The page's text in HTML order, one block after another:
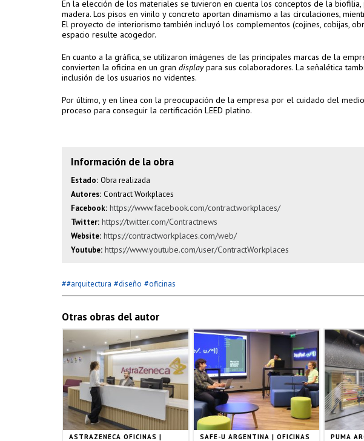
En la elección de los materiales se tuvieron en cuenta los conceptos de la
madera. Los pisos en vinilo y concreto aportan dinamismo a las circulaciones,
El proyecto de interiorismo también incluyó los complementos (cojines, cobijas,
espacio resulte acogedor.
En cuanto a la gráfica, se utilizaron imágenes de las principales marcas de la
convierten la oficina en un gran displaypara sus colaboradores. La señalética
inclusión de los usuarios no videntes.
Por último, y en línea con la preocupación de la empresa por el cuidado del
proceso para conseguir la certificación LEED platino.
Información de la obra
Estado: Obra realizada
Autores: Contract Workplaces
Facebook: https://www.facebook.com/contractworkplaces/
Twitter: https://twitter.com/Contractnews
Website: https://contractworkplaces.com/web/
Youtube: https://www.youtube.com/user/ContractWorkplaces
##arquitectura #diseño #oficinas
Otras obras del autor
ASTRAZENECA OFICINAS |
SAFE-U ARGENTINA | OFICINAS PUMA